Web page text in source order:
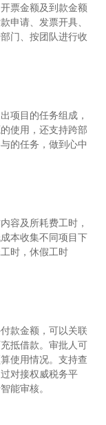
票金额及到款金额
申请、发票开具、
门、按团队进行收
项目的任务组成，
使用，还支持跨部
的任务，做到心中
容及所耗费工时，
本收集不同项目下
时，休假工时
款金额，可以关联
抵借款。审批人可
使用情况。支持查
对接权威税务平
能审核。